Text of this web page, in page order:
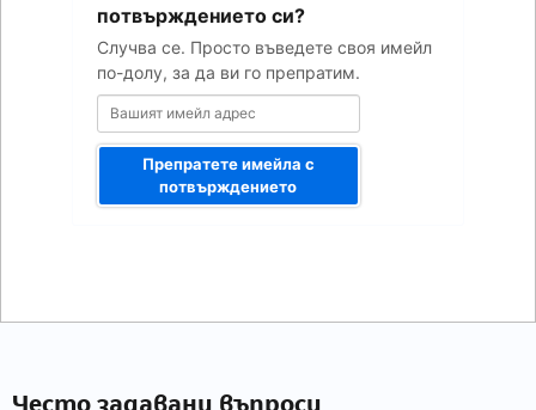
потвърждението си?
Случва се. Просто въведете своя имейл
по-долу, за да ви го препратим.
адрес
Препратете имейла с
потвърждението